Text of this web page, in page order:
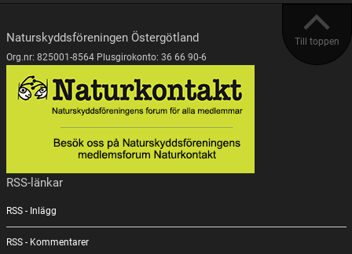
Till toppen
Naturskyddsföreningen Östergötland
Org.nr: 825001-8564 Plusgirokonto: 36 66 90-6
RSS-länkar
RSS - Inlägg
RSS - Kommentarer